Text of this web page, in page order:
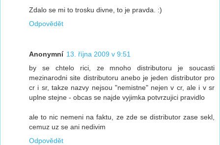
Zdalo se mi to trosku divne, to je pravda. :)
Odpovědět
Anonymní 13. října 2009 v 9:51
by se chtelo rici, ze mnoho distributoru je soucasti
mezinarodni site distributoru anebo je jeden distributor pro
cr i sr, takze nazvy nejsou "nemistne" nejen v cr, ale i v sr
uplne stejne - obcas se najde vyjimka potvrzujici pravidlo
ale to nic nemeni na faktu, ze zde se distributor zase sekl,
cemuz uz se ani nedivim
Odpovědět